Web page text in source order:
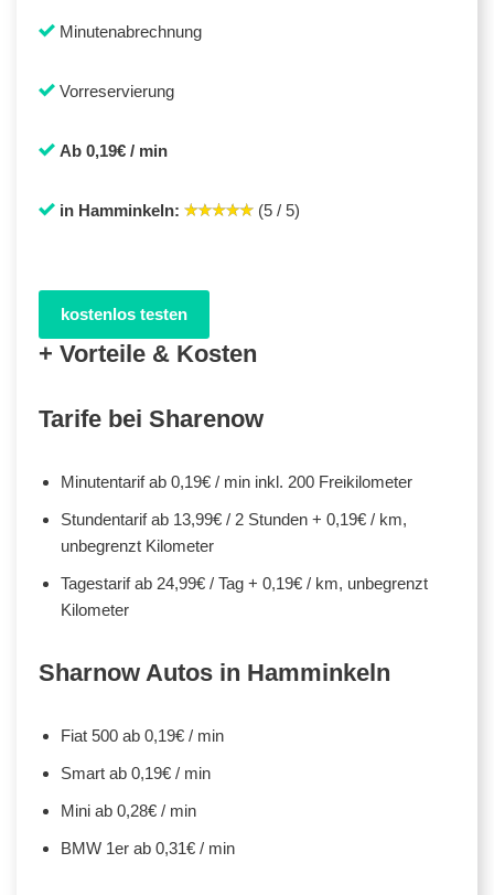
Minutenabrechnung
Vorreservierung
Ab 0,19€ / min
in Hamminkeln: (5 / 5)
kostenlos testen
+ Vorteile & Kosten
Tarife bei Sharenow
Minutentarif ab 0,19€ / min inkl. 200 Freikilometer
Stundentarif ab 13,99€ / 2 Stunden + 0,19€ / km,
unbegrenzt Kilometer
Tagestarif ab 24,99€ / Tag + 0,19€ / km, unbegrenzt
Kilometer
Sharnow Autos in Hamminkeln
Fiat 500 ab 0,19€ / min
Smart ab 0,19€ / min
Mini ab 0,28€ / min
BMW 1er ab 0,31€ / min